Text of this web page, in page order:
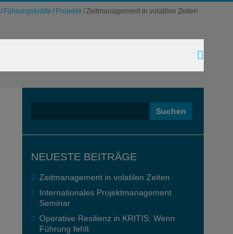
Führungskräfte Projekte Zeitmanagement in volatilen Zeiten
NEUESTE BEITRÄGE
Zeitmanagement in volatilen Zeiten
Internationales Projektmanagement
Seminar
Operative Resilienz in KRITIS: Wenn
Führung fehlt